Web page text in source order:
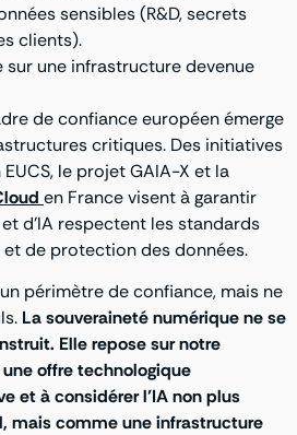
sensibles (R&D, secrets
clients).
sur une infrastructure devenue
de confiance européen émerge
critiques. Des initiatives
le projet GAIA-X et la
en France visent à garantir
d’IA respectent les standards
de protection des données.
périmètre de confiance, mais ne
La souveraineté numérique ne se
Elle repose sur notre
offre technologique
et à considérer l’IA non plus
mais comme une infrastructure